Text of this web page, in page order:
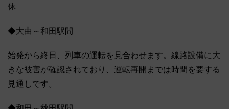
休
◆大曲～和田駅間
始発から終日、列車の運転を見合わせます。線路設備に大
きな被害が確認されており、運転再開までは時間を要する
見通しです。